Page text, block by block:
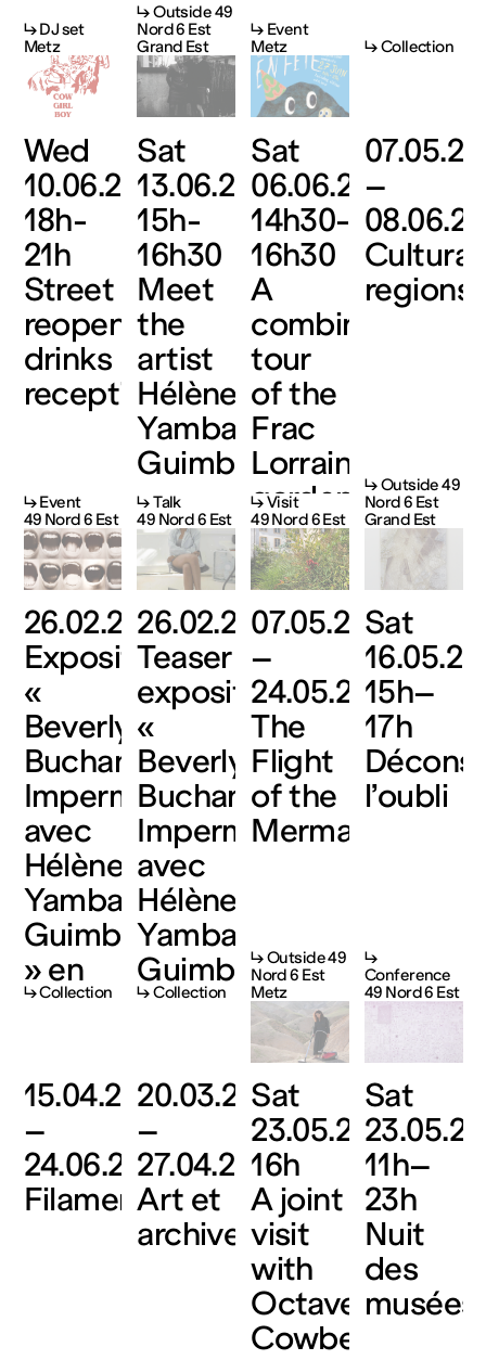
↳ DJ set
Metz
↳ Outside 49
Nord 6 Est
Grand Est
↳ Event
Metz
↳ Collection
Wed
10.06.26,
18h-
21h
Street
reopening
drinks
reception
↳ Event
49 Nord 6 Est
Sat
13.06.26,
15h-
16h30
Meet
the
artist
Hélène
Yamba-
Guimbi
↳ Talk
49 Nord 6 Est
Sat
06.06.26,
14h30-
16h30
A
combined
tour
of the
Frac
Lorraine
gardens
and
the
Cloître
des
Récollets
↳ Visit
49 Nord 6 Est
07.05.26
–
08.06.26
Cultural
regions
↳ Outside 49
Nord 6 Est
Grand Est
26.02.26
Exposition
«
Beverly
Buchanan.
Impermanences,
avec
Hélène
Yamba-
Guimbi
» en
LSF
↳ Collection
26.02.26
Teaser
exposition
«
Beverly
Buchanan.
Impermanences,
avec
Hélène
Yamba-
Guimbi
»
↳ Collection
07.05.26
–
24.05.26
The
Flight
of the
Mermaids
↳ Outside 49
Nord 6 Est
Metz
Sat
16.05.26,
15h–
17h
l’oubli
↳
Conference
49 Nord 6 Est
15.04.26
–
24.06.26
Filaments
20.03.26
–
27.04.26
Art et
archives
Sat
23.05.26,
16h
A joint
visit
with
Octave
Cowbell
Sat
11h–
23h
Nuit
des
musées